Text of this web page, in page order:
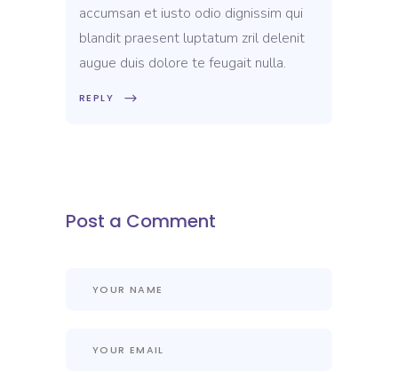
accumsan et iusto odio dignissim qui
blandit praesent luptatum zril delenit
augue duis dolore te feugait nulla.
REPLY
Post a Comment